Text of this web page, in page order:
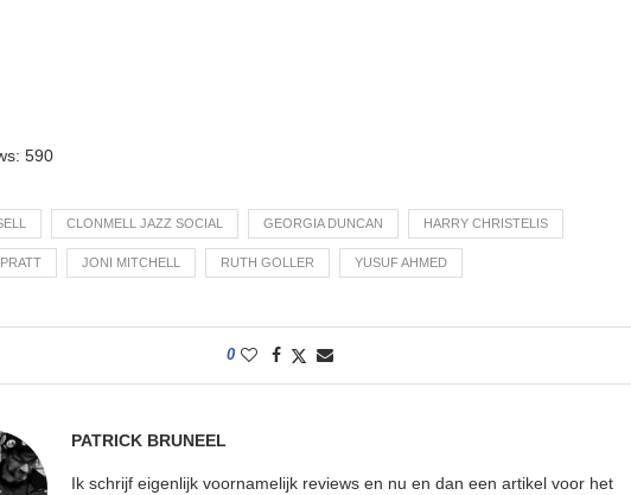
590
CLONMELL JAZZ SOCIAL GEORGIA DUNCAN HARRY CHRISTELIS
JONI MITCHELL RUTH GOLLER YUSUF AHMED
0
PATRICK BRUNEEL
Ik schrijf eigenlijk voornamelijk reviews en nu en dan een artikel voor het